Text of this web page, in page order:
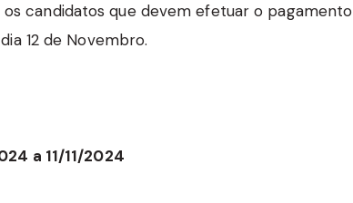
os candidatos que devem efetuar o pagamento
12 de Novembro.
a 11/11/2024